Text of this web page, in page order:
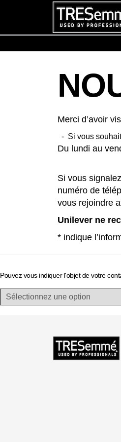
Merci d’avoir
Si vous
Du lundi au
Si vous
numéro de
vous rejoindre
Unilever ne
* indique
Pouvez vous indiquer l'objet de votre